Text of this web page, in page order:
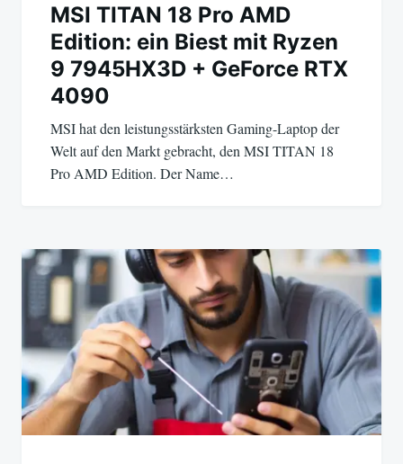
MSI TITAN 18 Pro AMD
Edition: ein Biest mit Ryzen
9 7945HX3D + GeForce RTX
4090
MSI hat den leistungsstärksten Gaming-Laptop der
Welt auf den Markt gebracht, den MSI TITAN 18
Pro AMD Edition. Der Name…